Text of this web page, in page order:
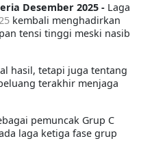
Desember 2025 - Laga
kembali menghadirkan
tensi tinggi meski nasib
hasil, tetapi juga tentang
terakhir menjaga
pemuncak Grup C
laga ketiga fase grup